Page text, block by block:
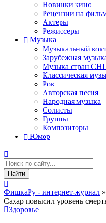
Новинки кино
Рецензии на
Актеры
Режиссеры
Музыка
Музыкальный
Зарубежная
Музыка стран СНГ
Классическая
Рок
Авторская песня
Народная музыка
Солисты
Группы
Композиторы
Юмор
Найти
ФишкаРу - интернет-журнал »
Сахар повысил уровень
Здоровье